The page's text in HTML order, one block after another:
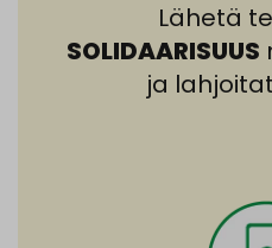
Lähetä
SOLIDAARISUUS
ja